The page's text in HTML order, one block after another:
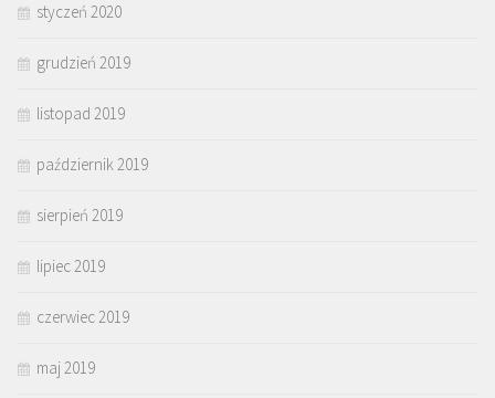
styczeń 2020
grudzień 2019
listopad 2019
październik 2019
sierpień 2019
lipiec 2019
czerwiec 2019
maj 2019